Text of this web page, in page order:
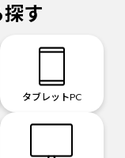
す
タブレットPC